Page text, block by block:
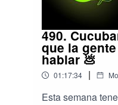
490.
que la
hablar 💩
01:17:34 |
Esta semana